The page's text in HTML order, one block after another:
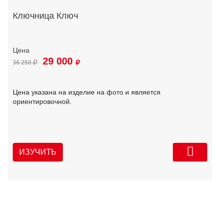
Ключница Ключ
36 250 29 000
Цена указана на изделие на фото и является
ориентировочной.
ИЗУЧИТЬ